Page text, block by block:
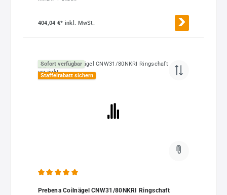
404,04 €* inkl. MwSt.
Sofort verfügbar
Staffelrabatt sichern
Prebena Coilnägel CNW31/80NKRI Ringschaft